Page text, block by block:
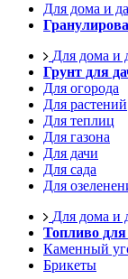
Для дома и
Для дома и
Грунт для
Для огорода
Для растений
Для теплиц
Для газона
Для дачи
Для сада
Для
Для дома и
Топливо
Каменный
Брикеты